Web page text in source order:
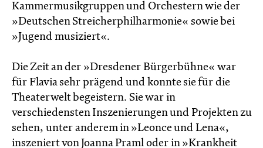
Kammermusikgruppen und Orchestern wie der
»Deutschen Streicherphilharmonie« sowie bei
»Jugend musiziert«.
Die Zeit an der »Dresdener Bürgerbühne« war
für Flavia sehr prägend und konnte sie für die
Theaterwelt begeistern. Sie war in
verschiedensten Inszenierungen und Projekten zu
sehen, unter anderem in »Leonce und Lena«,
inszeniert von Joanna Praml oder in »Krankheit